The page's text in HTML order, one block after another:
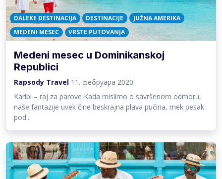
DALEKE DESTINACIJA DESTINACIJE
JUŽNA AMERIKA
MEDENI MESEC
VRSTE PUTOVANJA
Medeni mesec u Dominikanskoj
Republici
Rapsody Travel 11. фебруара 2020.
Karibi – raj za parove Kada mislimo o savršenom odmoru,
naše fantazije uvek čine beskrajna plava pučina, mek pesak
pod...